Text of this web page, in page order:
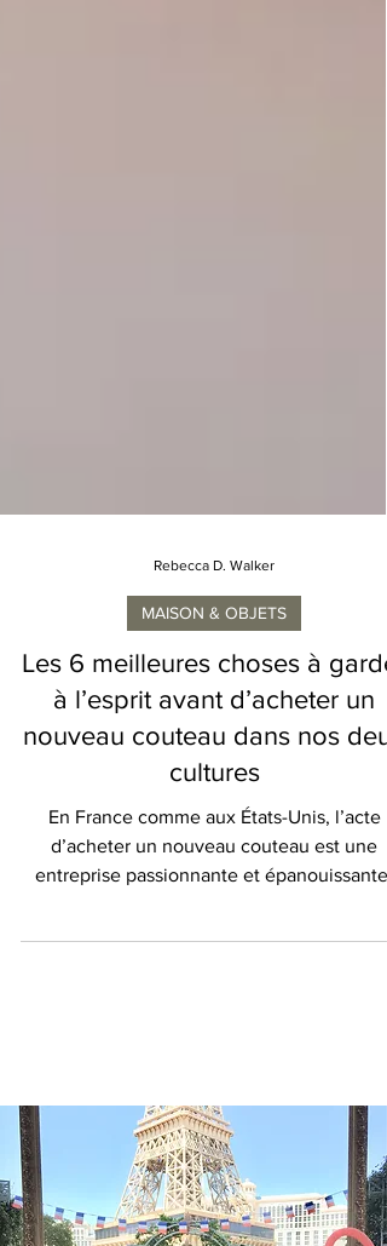
Rebecca D. Walker
MAISON & OBJETS
Les 6 meilleures choses à
à l’esprit avant d’acheter un
nouveau couteau dans nos
cultures
En France comme aux États-Unis, l’acte
d’acheter un nouveau couteau est une
quelles que soient...